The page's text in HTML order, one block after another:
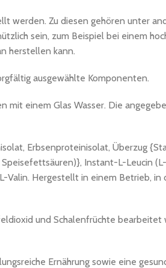
werden. Zu diesen gehören unter
sein, zum Beispiel bei einem
herstellen kann.
ausgewählte Komponenten.
mit einem Glas Wasser. Die
Erbsenproteinisolat, Überzug
Instant-L-Leucin
Hergestellt in einem Betrieb, in
und Schalenfrüchte bearbeitet
Ernährung sowie eine